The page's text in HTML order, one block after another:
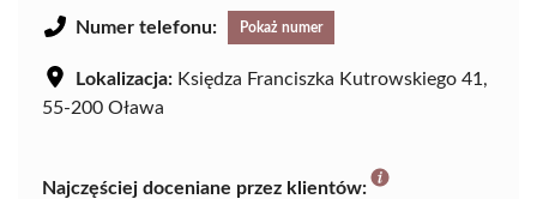
Numer telefonu: Pokaż numer
Lokalizacja: Księdza Franciszka Kutrowskiego 41,
55-200 Oława
Najczęściej doceniane przez klientów: